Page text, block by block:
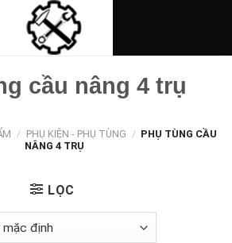
cầu nâng 4 trụ
/ PHỤ KIỆN - PHỤ TÙNG / PHỤ TÙNG CẦU
NÂNG 4 TRỤ
LỌC